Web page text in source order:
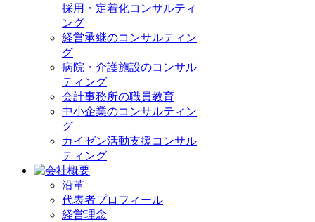
採用・定着化コンサルティ
ング
経営承継のコンサルティン
グ
病院・介護施設のコンサル
ティング
会計事務所の職員教育
中小企業のコンサルティン
グ
カイゼン活動支援コンサル
ティング
沿革
代表者プロフィール
経営理念